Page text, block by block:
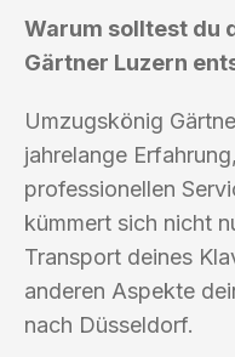
Warum solltest du
Gärtner Luzern
Umzugskönig
jahrelange
professionellen
kümmert sich nicht
Transport deines
anderen Aspekte
nach Düsseldorf.